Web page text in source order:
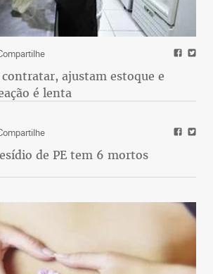
ajustam estoque e
é lenta
de PE tem 6 mortos